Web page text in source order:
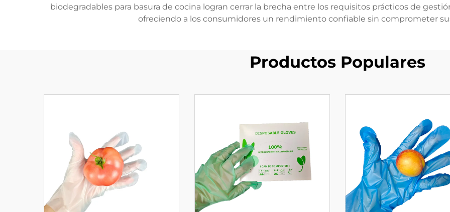
biodegradables para basura de cocina logran cerrar la brecha entre los requisitos prácticos de
ofreciendo a los consumidores un rendimiento confiable sin comprometer
Productos Populares